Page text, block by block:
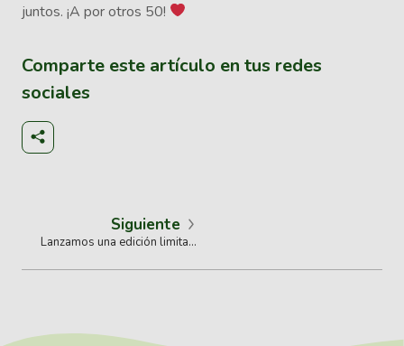
juntos. ¡A por otros 50!
Comparte este artículo en tus redes
sociales
Siguiente
Lanzamos una edición limitada